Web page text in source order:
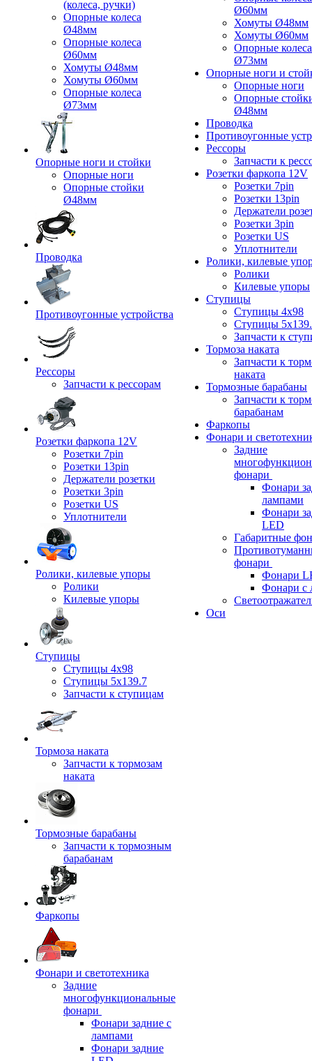
(колеса, ручки)
Опорные колеса
Ø48мм
Опорные колеса
Ø60мм
Хомуты Ø48мм
Хомуты Ø60мм
Опорные колеса
Ø73мм
Опорные ноги и стойки
Опорные ноги
Опорные стойки
Ø48мм
Проводка
Противоугонные устройства
Рессоры
Запчасти к рессорам
Розетки фаркопа 12V
Розетки 7pin
Розетки 13pin
Держатели розетки
Розетки 3pin
Розетки US
Уплотнители
Ролики, килевые упоры
Ролики
Килевые упоры
Ступицы
Ступицы 4x98
Ступицы 5x139.7
Запчасти к ступицам
Тормоза наката
Запчасти к тормозам
наката
Тормозные барабаны
Запчасти к тормозным
барабанам
Фаркопы
Фонари и светотехника
Задние
многофункциональные
фонари
Фонари задние с
лампами
Фонари задние
Ø60мм
Хомуты Ø48мм
Хомуты Ø60мм
Опорные колеса
Ø73мм
Опорные ноги и
Опорные ноги
Опорные
Ø48мм
Проводка
Противоугонные
Рессоры
Запчасти к
Розетки фаркопа 12V
Розетки 7pin
Розетки 13pin
Держатели
Розетки 3pin
Розетки US
Уплотнители
Ролики, килевые
Ролики
Килевые упоры
Ступицы
Ступицы 4x98
Ступицы
Запчасти к
Тормоза наката
Запчасти к
наката
Тормозные барабаны
Запчасти к
барабанам
Фаркопы
Фонари и
Задние
фонари
Фонари
лампами
Фонари
LED
Габаритные
фонари
Фонари
Фонари с
Оси